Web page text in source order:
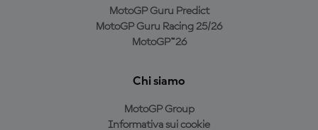
MotoGP Guru Predict
MotoGP Guru Racing 25/26
MotoGP™26
Chi siamo
MotoGP Group
Informativa sui cookie